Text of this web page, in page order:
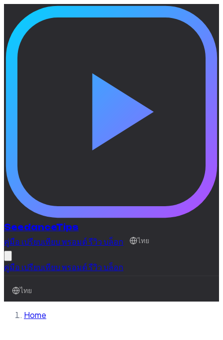
SeedanceTips
คู่มือ เปรียบเทียบพรอมต์รีวิวบล็อก ไทย
คู่มือ เปรียบเทียบพรอมต์รีวิวบล็อก
ไทย
Home